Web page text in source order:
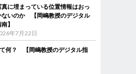
真に埋まっている位置情報はおっ
ないのか 【岡嶋教授のデジタル
】
年7月22日
何？ 【岡嶋教授のデジタル指